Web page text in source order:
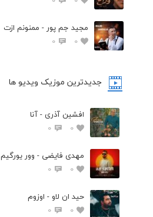
مجید جم پور - ممنونم ازت
0
0
جدیدترین موزیک ویدیو ها
افشین آذری - آنا
0
0
مهدی فایضی - وور یورگیم
0
0
حید ان لاو - اوزوم
0
0